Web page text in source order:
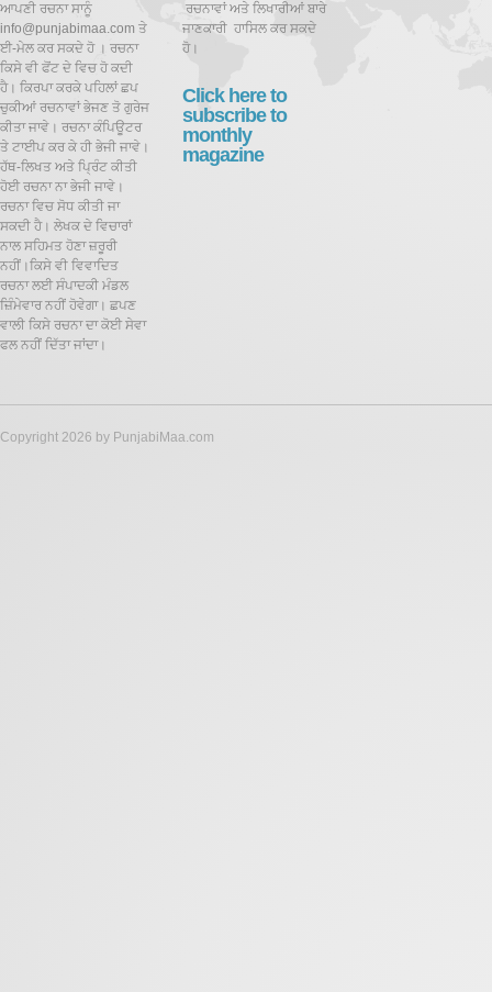
ਆਪਣੀ ਰਚਨਾ ਸਾਨੂੰ
info@punjabimaa.com ਤੇ
ਈ-ਮੇਲ ਕਰ ਸਕਦੇ ਹੋ । ਰਚਨਾ
ਕਿਸੇ ਵੀ ਫੋਂਟ ਦੇ ਵਿਚ ਹੋ ਕਦੀ
ਹੈ। ਕਿਰਪਾ ਕਰਕੇ ਪਹਿਲਾਂ ਛਪ
ਚੁਕੀਆਂ ਰਚਨਾਵਾਂ ਭੇਜਣ ਤੋ ਗੁਰੇਜ
ਕੀਤਾ ਜਾਵੇ। ਰਚਨਾ ਕੰਪਿਊਟਰ
ਤੇ ਟਾਈਪ ਕਰ ਕੇ ਹੀ ਭੇਜੀ ਜਾਵੇ।
ਹੱਥ-ਲਿਖਤ ਅਤੇ ਪ੍ਰਿੰਟ ਕੀਤੀ
ਹੋਈ ਰਚਨਾ ਨਾ ਭੇਜੀ ਜਾਵੇ।
ਰਚਨਾ ਵਿਚ ਸੋਧ ਕੀਤੀ ਜਾ
ਸਕਦੀ ਹੈ। ਲੇਖਕ ਦੇ ਵਿਚਾਰਾਂ
ਨਾਲ ਸਹਿਮਤ ਹੋਣਾ ਜ਼ਰੂਰੀ
ਨਹੀਂ।ਕਿਸੇ ਵੀ ਵਿਵਾਦਿਤ
ਰਚਨਾ ਲਈ ਸੰਪਾਦਕੀ ਮੰਡਲ
ਜ਼ਿੰਮੇਵਾਰ ਨਹੀਂ ਹੋਵੇਗਾ। ਛਪਣ
ਵਾਲੀ ਕਿਸੇ ਰਚਨਾ ਦਾ ਕੋਈ ਸੇਵਾ
ਫਲ ਨਹੀਂ ਦਿੱਤਾ ਜਾਂਦਾ।
ਰਚਨਾਵਾਂ ਅਤੇ ਲਿਖਾਰੀਆਂ ਬਾਰੇ
ਜਾਣਕਾਰੀ ਹਾਸਿਲ ਕਰ ਸਕਦੇ
ਹੋ।
Click here to
subscribe to
monthly
magazine
Copyright 2026 by PunjabiMaa.com